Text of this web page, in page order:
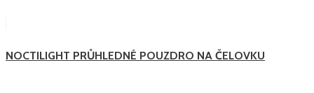
NOCTILIGHT PRŮHLEDNÉ POUZDRO NA ČELOVKU